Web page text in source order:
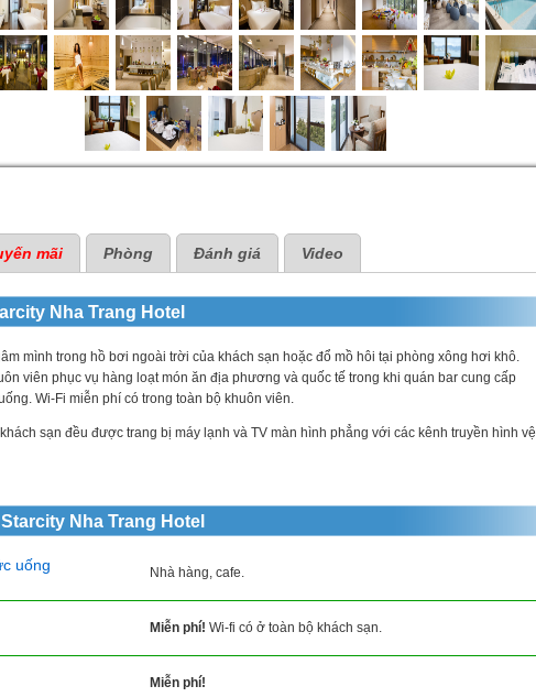
mãi Phòng Đánh giá Video
Nha Trang Hotel
mình trong hồ bơi ngoài trời của khách sạn hoặc đổ mồ hôi tại phòng xông hơi khô.
viên phục vụ hàng loạt món ăn địa phương và quốc tế trong khi quán bar cung cấp
Wi-Fi miễn phí có trong toàn bộ khuôn viên.
sạn đều được trang bị máy lạnh và TV màn hình phẳng với các kênh truyền hình vệ
Starcity Nha Trang Hotel
uống Nhà hàng, cafe.
Miễn phí! Wi-fi có ở toàn bộ khách sạn.
Miễn phí!